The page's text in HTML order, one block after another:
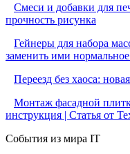
Смеси и добавки для
прочность рисунка
Гейнеры для набора
заменить ими
Переезд без хаоса:
Монтаж фасадной
инструкция | Статья от
События из мира IT